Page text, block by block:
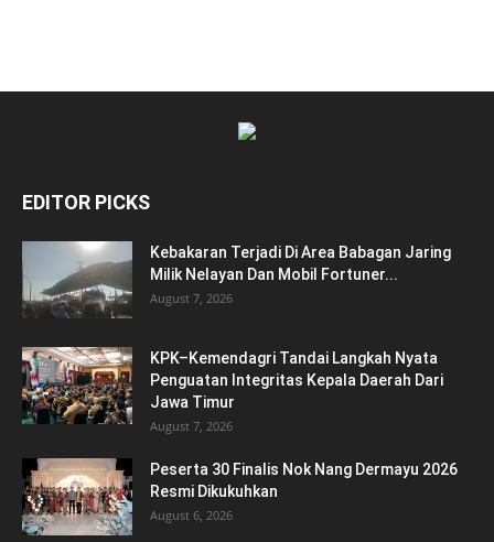
EDITOR PICKS
Kebakaran Terjadi Di Area Babagan Jaring
Milik Nelayan Dan Mobil Fortuner...
August 7, 2026
KPK–Kemendagri Tandai Langkah Nyata
Penguatan Integritas Kepala Daerah Dari
Jawa Timur
August 7, 2026
Peserta 30 Finalis Nok Nang Dermayu 2026
Resmi Dikukuhkan
August 6, 2026